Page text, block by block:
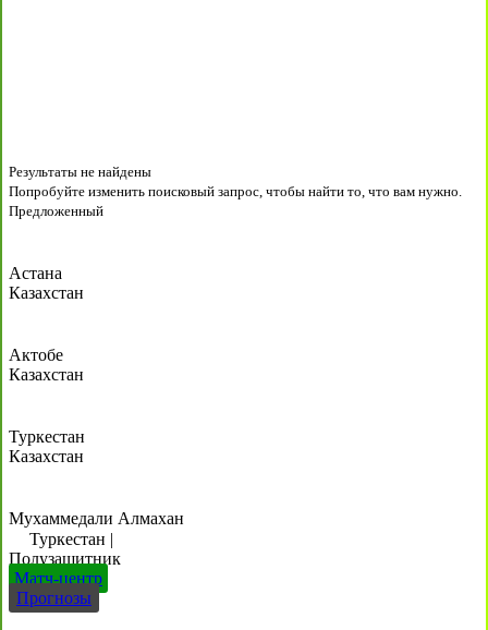
Результаты не найдены
Попробуйте изменить поисковый запрос, чтобы найти то, что вам нужно.
Предложенный
Астана
Казахстан
Актобе
Казахстан
Туркестан
Казахстан
Мухаммедали Алмахан
Туркестан |
Полузащитник
Матч-центр
Прогнозы